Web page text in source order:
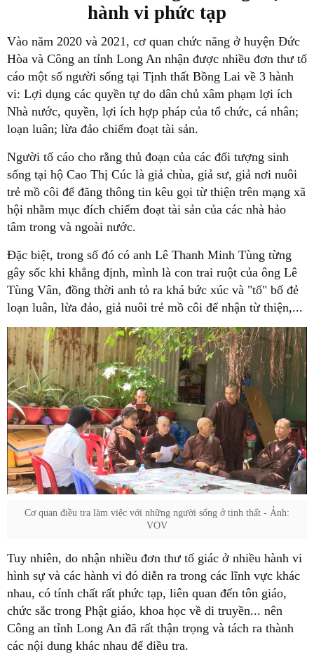
hành vi phức tạp
Vào năm 2020 và 2021, cơ quan chức năng ở huyện Đức
Hòa và Công an tỉnh Long An nhận được nhiều đơn thư tố
cáo một số người sống tại Tịnh thất Bồng Lai về 3 hành
vi: Lợi dụng các quyền tự do dân chủ xâm phạm lợi ích
Nhà nước, quyền, lợi ích hợp pháp của tổ chức, cá nhân;
loạn luân; lừa đảo chiếm đoạt tài sản.
Người tố cáo cho rằng thủ đoạn của các đối tượng sinh
sống tại hộ Cao Thị Cúc là giả chùa, giả sư, giả nơi nuôi
trẻ mồ côi để đăng thông tin kêu gọi từ thiện trên mạng xã
hội nhằm mục đích chiếm đoạt tài sản của các nhà hảo
tâm trong và ngoài nước.
Đặc biệt, trong số đó có anh Lê Thanh Minh Tùng từng
gây sốc khi khẳng định, mình là con trai ruột của ông Lê
Tùng Vân, đồng thời anh tỏ ra khá bức xúc và "tố" bố đẻ
loạn luân, lừa đảo, giả nuôi trẻ mồ côi để nhận từ thiện,...
Cơ quan điều tra làm việc với những người sống ở tịnh thất - Ảnh:
VOV
Tuy nhiên, do nhận nhiều đơn thư tố giác ở nhiều hành vi
hình sự và các hành vi đó diễn ra trong các lĩnh vực khác
nhau, có tính chất rất phức tạp, liên quan đến tôn giáo,
chức sắc trong Phật giáo, khoa học về di truyền... nên
Công an tỉnh Long An đã rất thận trọng và tách ra thành
các nội dung khác nhau để điều tra.